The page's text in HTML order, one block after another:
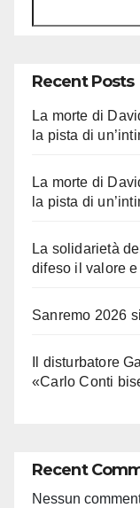
Recent Posts
La morte di
la pista di
La morte di
la pista di
La solidarietà
difeso il valore
Sanremo 2026
Il disturbatore
«Carlo Conti
Recent
Nessun